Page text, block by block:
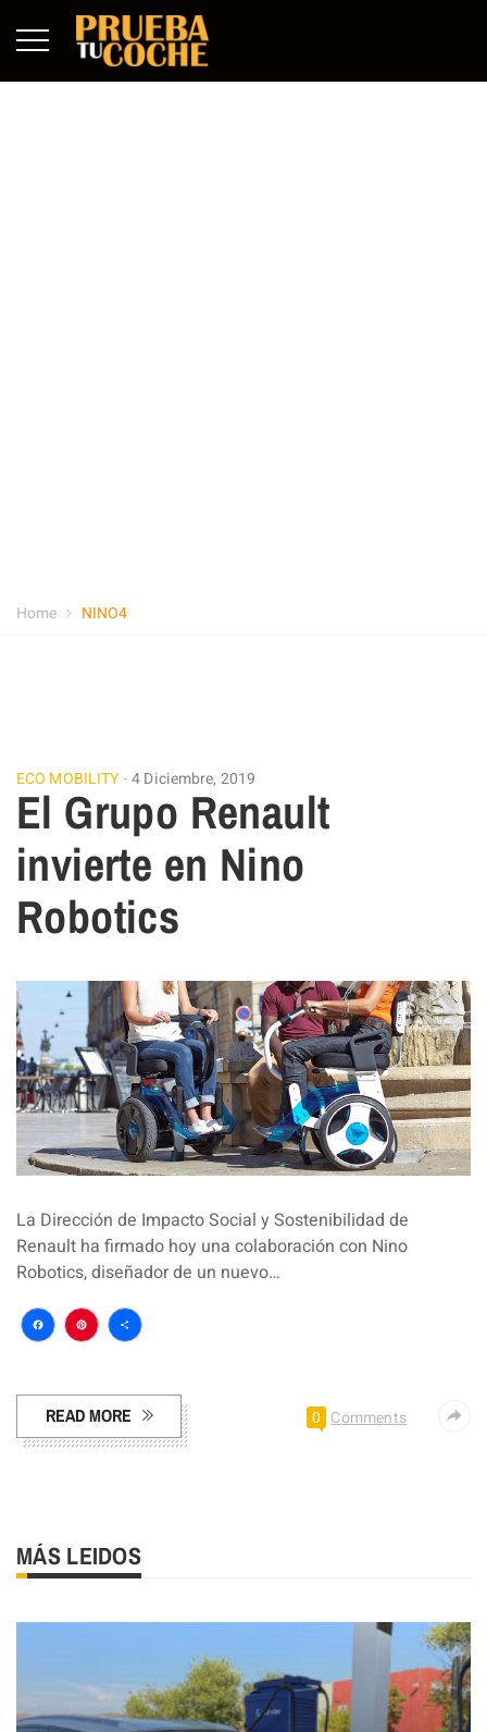
Home NINO4
ECO MOBILITY 4 Diciembre, 2019
El Grupo Renault
invierte en Nino
Robotics
La Dirección de Impacto Social y Sostenibilidad de
Renault ha firmado hoy una colaboración con Nino
Robotics, diseñador de un nuevo…
Facebook
Pinterest
Compartir
READ MORE 0 Comments
MÁS LEIDOS